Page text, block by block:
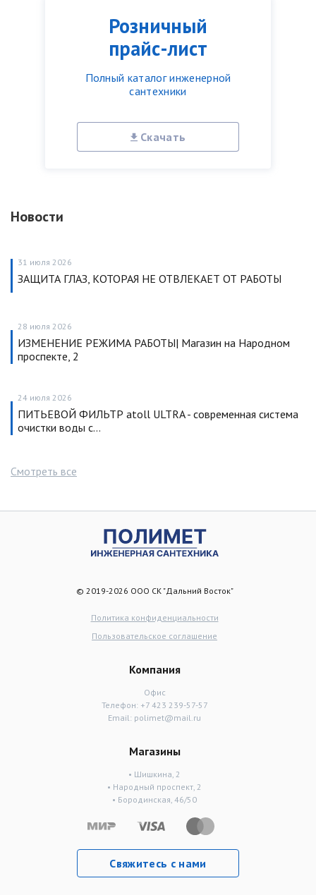
Розничный
прайс-лист
Полный каталог инженерной
сантехники
Скачать
Новости
31 июля 2026
ЗАЩИТА ГЛАЗ, КОТОРАЯ НЕ ОТВЛЕКАЕТ ОТ РАБОТЫ
28 июля 2026
ИЗМЕНЕНИЕ РЕЖИМА РАБОТЫ| Магазин на Народном
проспекте, 2
24 июля 2026
ПИТЬЕВОЙ ФИЛЬТР atoll ULTRA - современная система
очистки воды с…
Смотреть все
© 2019-2026 ООО СК "Дальний Восток"
Политика конфиденциальности
Пользовательское соглашение
Компания
Офис
Телефон: +7 423 239-57-57
Email: polimet@mail.ru
Магазины
• Шишкина, 2
• Народный проспект, 2
• Бородинская, 46/50
Свяжитесь с нами